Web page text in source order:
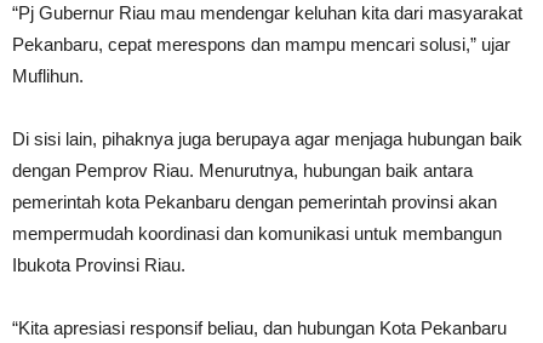
“Pj Gubernur Riau mau mendengar keluhan kita dari masyarakat
Pekanbaru, cepat merespons dan mampu mencari solusi,” ujar
Muflihun.
Di sisi lain, pihaknya juga berupaya agar menjaga hubungan baik
dengan Pemprov Riau. Menurutnya, hubungan baik antara
pemerintah kota Pekanbaru dengan pemerintah provinsi akan
mempermudah koordinasi dan komunikasi untuk membangun
Ibukota Provinsi Riau.
“Kita apresiasi responsif beliau, dan hubungan Kota Pekanbaru